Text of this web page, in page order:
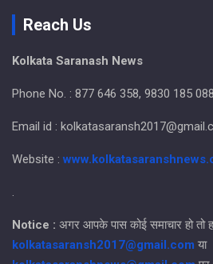
Reach Us
Kolkata Saranash News
Phone No. : 877 646 358, 9830 185 088
Email id :
Website :
.
Notice : अगर आपके पास कोई समाचार हो तो
kolkatasaransh2017@gmail.com या